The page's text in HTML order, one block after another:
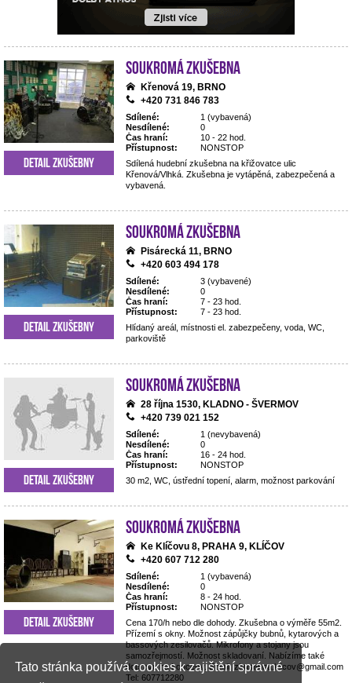
Tato stránka používá cookies k zajištění správné
Soukromá zkušebna
Křenová 19, BRNO
+420 731 846 783
Sdílené:
1 (vybavená)
Nesdílené:
0
Čas hraní:
10 - 22 hod.
Přístupnost:
NONSTOP
Sdílená hudební zkušebna na křižovatce ulic
Křenová/Vlhká. Zkušebna je vytápěná, zabezpečená a
vybavená.
Detail zkušebny
Soukromá zkušebna
Pisárecká 11, BRNO
+420 603 494 178
Sdílené:
3 (vybavené)
Nesdílené:
0
Čas hraní:
7 - 23 hod.
Přístupnost:
7 - 23 hod.
Hlídaný areál, místnosti el. zabezpečeny, voda, WC,
parkoviště
Detail zkušebny
Soukromá zkušebna
28 října 1530, KLADNO - ŠVERMOV
+420 739 021 152
Sdílené:
1 (nevybavená)
Nesdílené:
0
Čas hraní:
16 - 24 hod.
Přístupnost:
NONSTOP
30 m2, WC, ústřední topení, alarm, možnost parkování
Detail zkušebny
Soukromá zkušebna
Ke Klíčovu 8, PRAHA 9, KLÍČOV
+420 607 712 280
Sdílené:
1 (vybavená)
Nesdílené:
0
Čas hraní:
8 - 24 hod.
Přístupnost:
NONSTOP
Cena 170/h nebo dle dohody. Zkušebna o výměře 55m2.
Přízemí s okny. Možnost zápůjčky bubnů, kytarových a
bassových zesilovačů. Mikrofony a stojany jsou
samozřejmostí. Možnost skladovaní. Nabízíme také
dopravu na koncerty. Email: zkusebna.klicov@gmail.com
Tel: 607712280
Detail zkušebny